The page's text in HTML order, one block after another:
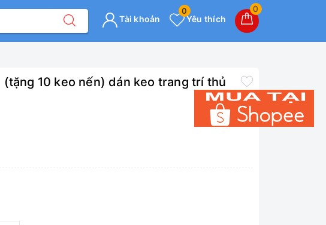
0
Yêu thích
0
Tài khoản
(tặng 10 keo nến) dán keo trang trí thủ